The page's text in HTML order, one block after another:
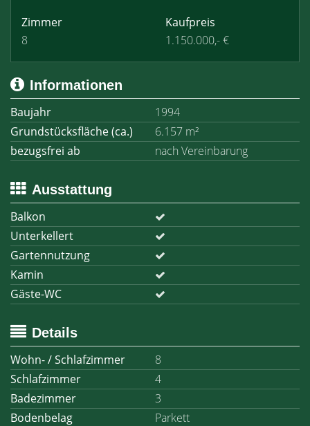
Zimmer
8
Kaufpreis
1.150.000,- €
Informationen
Baujahr
1994
Grundstücksfläche (ca.)
6.157 m²
bezugsfrei ab
nach Vereinbarung
Ausstattung
Balkon
Unterkellert
Gartennutzung
Kamin
Gäste-WC
Details
Wohn- / Schlafzimmer
8
Schlafzimmer
4
Badezimmer
3
Bodenbelag
Parkett